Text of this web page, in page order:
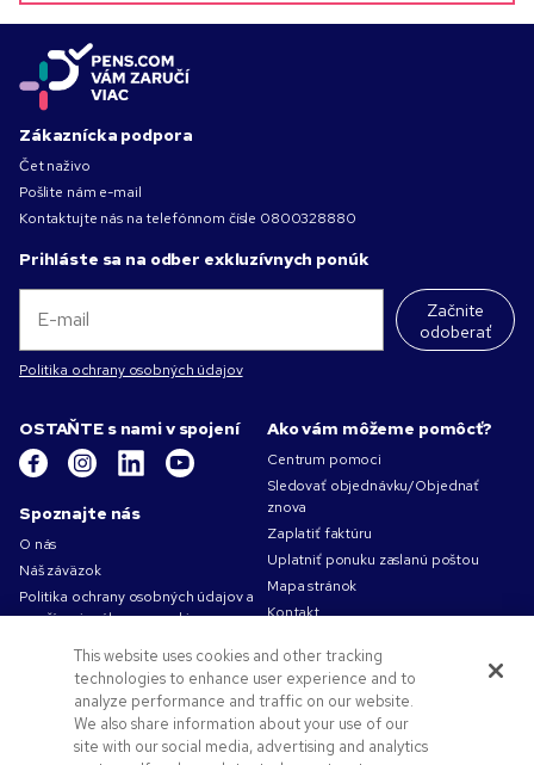
Zákaznícka podpora
Čet naživo
Pošlite nám e-mail
Kontaktujte nás na telefónnom čísle 0800328880
Prihláste sa na odber exkluzívnych ponúk
Začnite
odoberať
Politika ochrany osobných údajov
OSTAŇTE s nami v spojení
Spoznajte nás
O nás
Náš záväzok
Politika ochrany osobných údajov a
používania súborov cookie
Podmienky používania
Obchodné podmienky
Kariéra v Pens.com
Ako vám môžeme pomôcť?
Ako vám môžeme pomôcť?
Centrum pomoci
Sledovať objednávku/Objednať
znova
Zaplatiť faktúru
Uplatniť ponuku zaslanú poštou
Mapa stránok
Kontakt
This website uses cookies and other tracking
technologies to enhance user experience and to
analyze performance and traffic on our website.
We also share information about your use of our
site with our social media, advertising and analytics